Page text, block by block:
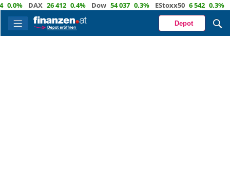
0,0% DAX 26 412 0,4% Dow 54 037 0,3% EStoxx50 6 542 0,3%
Depot